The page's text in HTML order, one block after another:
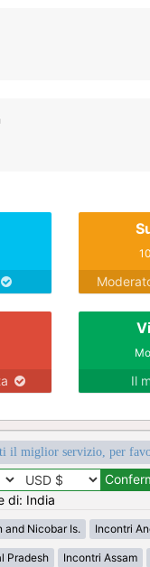
Il
il miglior servizio, per
di: India
and Nicobar Is. Incontri
Pradesh Incontri Assam